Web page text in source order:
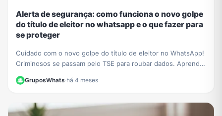
Alerta de segurança: como funciona o novo golpe
do título de eleitor no whatsapp e o que fazer para
se proteger
Cuidado com o novo golpe do título de eleitor no WhatsApp!
Criminosos se passam pelo TSE para roubar dados. Aprenda
GruposWhats·há 4 meses